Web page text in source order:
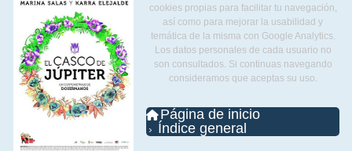
cookies propias para facilitar tu navegación,
así como para mejorar la usabilidad y
temática de la misma con Google Analytics.
Los datos personales de cada usuario no
son consultados. Si continuas navegando
consideramos que aceptas su uso.
Página de inicio
Índice general